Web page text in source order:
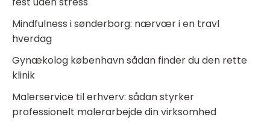
Mindfulness i sønderborg: nærvær i en travl
hverdag
Gynækolog københavn sådan finder du den rette
klinik
Malerservice til erhverv: sådan styrker
professionelt malerarbejde din virksomhed